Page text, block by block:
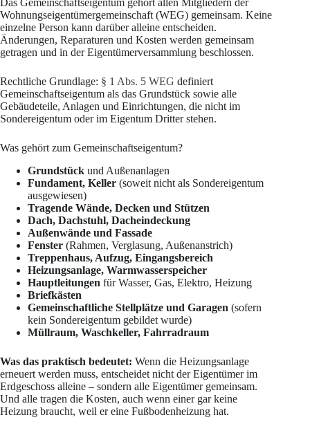
Wohnungseigentümergemeinschaft (WEG) gemeinsam. Keine
einzelne Person kann darüber alleine entscheiden.
Änderungen, Reparaturen und Kosten werden gemeinsam
getragen und in der Eigentümerversammlung beschlossen.
Rechtliche Grundlage: § 1 Abs. 5 WEG definiert
Gemeinschaftseigentum als das Grundstück sowie alle
Gebäudeteile, Anlagen und Einrichtungen, die nicht im
Sondereigentum oder im Eigentum Dritter stehen.
Was gehört zum Gemeinschaftseigentum?
Grundstück und Außenanlagen
Fundament, Keller (soweit nicht als Sondereigentum
ausgewiesen)
Tragende Wände, Decken und Stützen
Dach, Dachstuhl, Dacheindeckung
Außenwände und Fassade
Fenster (Rahmen, Verglasung, Außenanstrich)
Treppenhaus, Aufzug, Eingangsbereich
Heizungsanlage, Warmwasserspeicher
Hauptleitungen für Wasser, Gas, Elektro, Heizung
Briefkästen
Gemeinschaftliche Stellplätze und Garagen (sofern
kein Sondereigentum gebildet wurde)
Müllraum, Waschkeller, Fahrradraum
Was das praktisch bedeutet: Wenn die Heizungsanlage
erneuert werden muss, entscheidet nicht der Eigentümer im
Erdgeschoss alleine – sondern alle Eigentümer gemeinsam.
Und alle tragen die Kosten, auch wenn einer gar keine
Heizung braucht, weil er eine Fußbodenheizung hat.